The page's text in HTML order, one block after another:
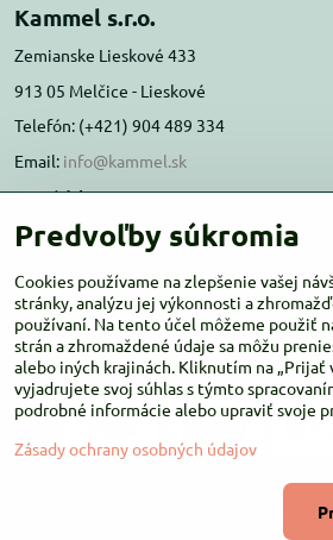
Kammel s.r.o.
Zemianske Lieskové 433
913 05 Melčice - Lieskové
Telefón: (+421) 904 489 334
Email: info@kammel.sk
Prevádzka:
Administratívna budova PD Melčice
Otváracie hodiny:PO-ŠT 8:00 - 16:00
PIA-NE Zatvorené
Copyright
Zásady
Predvoľby súkromia
Cookies používame na zlepšenie vašej
stránky, analýzu jej výkonnosti a
používaní. Na tento účel môžeme použiť
strán a zhromaždené údaje sa môžu
alebo iných krajinách. Kliknutím na „Prijať
vyjadrujete svoj súhlas s týmto
podrobné informácie alebo upraviť svoje
Zásady ochrany osobných údajov